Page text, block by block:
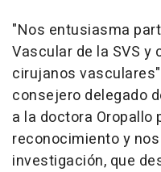
"Nos entusiasma
Vascular de la SVS
cirujanos
consejero delegado
a la doctora Oropallo
reconocimiento y
investigación, que